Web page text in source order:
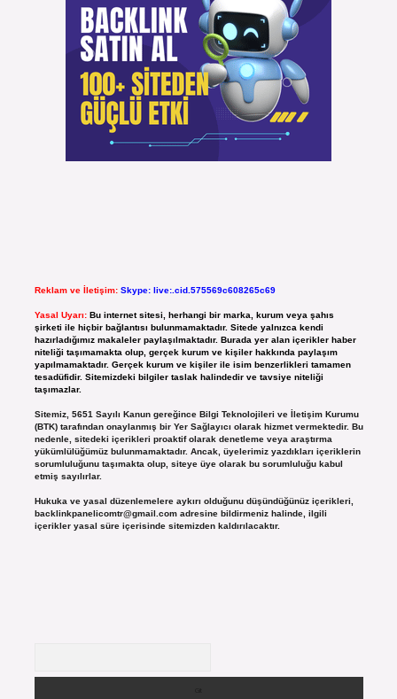
Reklam ve İletişim: Skype: live:.cid.575569c608265c69
Yasal Uyarı: Bu internet sitesi, herhangi bir marka, kurum veya şahıs
şirketi ile hiçbir bağlantısı bulunmamaktadır. Sitede yalnızca kendi
hazırladığımız makaleler paylaşılmaktadır. Burada yer alan içerikler haber
niteliği taşımamakta olup, gerçek kurum ve kişiler hakkında paylaşım
yapılmamaktadır. Gerçek kurum ve kişiler ile isim benzerlikleri tamamen
tesadüfidir. Sitemizdeki bilgiler taslak halindedir ve tavsiye niteliği
taşımazlar.
Sitemiz, 5651 Sayılı Kanun gereğince Bilgi Teknolojileri ve İletişim Kurumu
(BTK) tarafından onaylanmış bir Yer Sağlayıcı olarak hizmet vermektedir. Bu
nedenle, sitedeki içerikleri proaktif olarak denetleme veya araştırma
yükümlülüğümüz bulunmamaktadır. Ancak, üyelerimiz yazdıkları içeriklerin
sorumluluğunu taşımakta olup, siteye üye olarak bu sorumluluğu kabul
etmiş sayılırlar.
Hukuka ve yasal düzenlemelere aykırı olduğunu düşündüğünüz içerikleri,
backlinkpanelicomtr@gmail.comadresine bildirmeniz halinde, ilgili
içerikler yasal süre içerisinde sitemizden kaldırılacaktır.